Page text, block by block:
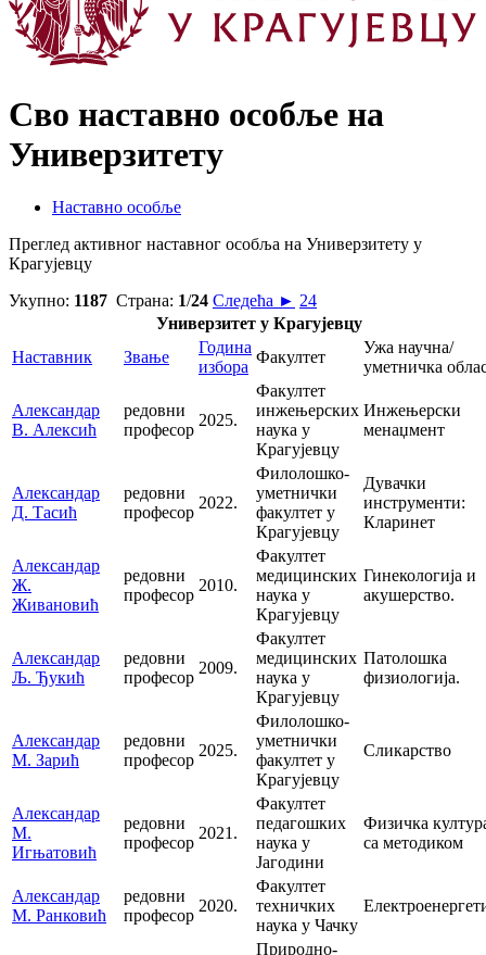
Сво наставно особље на
Универзитету
Наставно особље
Преглед активног наставног особља на Универзитету у
Крагујевцу
Укупно: 1187 Страна: 1/24 Следећа ► 24
Универзитет у Крагујевцу
Наставник
Звање
Година
избора
Факултет
Ужа научна/
уметничка
Александар
В. Алексић
редовни
професор
2025.
Факултет
инжењерских
наука у
Крагујевцу
Инжењерски
менаџмент
Александар
Д. Тасић
редовни
професор
2022.
Филолошко-
уметнички
факултет у
Крагујевцу
Дувачки
инструменти:
Кларинет
Александар
Ж.
Живановић
редовни
професор
2010.
Факултет
медицинских
наука у
Крагујевцу
Гинекологија и
акушерство.
Александар
Љ. Ђукић
редовни
професор
2009.
Факултет
медицинских
наука у
Крагујевцу
Патолошка
физиологија.
Александар
М. Зарић
редовни
професор
2025.
Филолошко-
уметнички
факултет у
Крагујевцу
Сликарство
Александар
М.
Игњатовић
редовни
професор
2021.
Факултет
педагошких
наука у
Јагодини
Физичка
са методиком
Александар
М. Ранковић
редовни
професор
2020.
Факултет
техничких
наука у Чачку
Природно-